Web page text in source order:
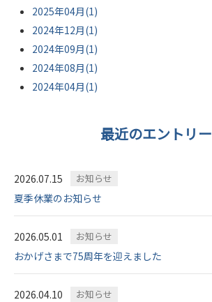
2025年04月(1)
2024年12月(1)
2024年09月(1)
2024年08月(1)
2024年04月(1)
最近のエントリー
2026.07.15 お知らせ
夏季休業のお知らせ
2026.05.01 お知らせ
おかげさまで75周年を迎えました
2026.04.10 お知らせ